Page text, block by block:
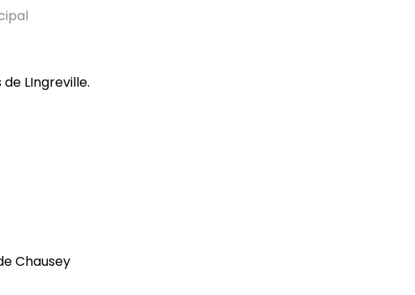
LIngreville.
Chausey